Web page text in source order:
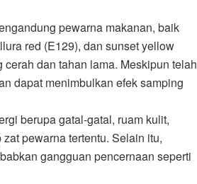
pewarna makanan, baik
red (E129), dan sunset yellow
dan tahan lama. Meskipun telah
dapat menimbulkan efek samping
berupa gatal-gatal, ruam kulit,
pewarna tertentu. Selain itu,
gangguan pencernaan seperti